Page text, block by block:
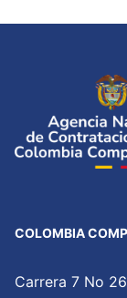
COLOMBIA
Carrera 7 No